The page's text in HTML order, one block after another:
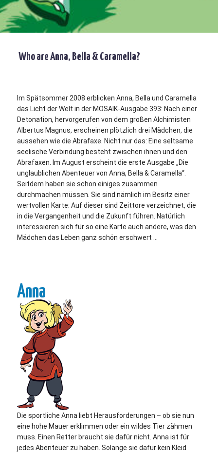
Who are Anna, Bella & Caramella?
Im Spätsommer 2008 erblicken Anna, Bella und Caramella
das Licht der Welt in der MOSAIK-Ausgabe 393: Nach einer
Detonation, hervorgerufen von dem großen Alchimisten
Albertus Magnus, erscheinen plötzlich drei Mädchen, die
aussehen wie die Abrafaxe. Nicht nur das: Eine seltsame
seelische Verbindung besteht zwischen ihnen und den
Abrafaxen. Im August erscheint die erste Ausgabe „Die
unglaublichen Abenteuer von Anna, Bella & Caramella“.
Seitdem haben sie schon einiges zusammen
durchmachen müssen. Sie sind nämlich im Besitz einer
wertvollen Karte: Auf dieser sind Zeittore verzeichnet, die
in die Vergangenheit und die Zukunft führen. Natürlich
interessieren sich für so eine Karte auch andere, was den
Mädchen das Leben ganz schön erschwert …
Anna
Die sportliche Anna liebt Herausforderungen – ob sie nun
eine hohe Mauer erklimmen oder ein wildes Tier zähmen
muss. Einen Retter braucht sie dafür nicht. Anna ist für
jedes Abenteuer zu haben. Solange sie dafür kein Kleid